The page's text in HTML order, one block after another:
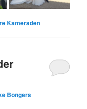
Kameraden
Bongers